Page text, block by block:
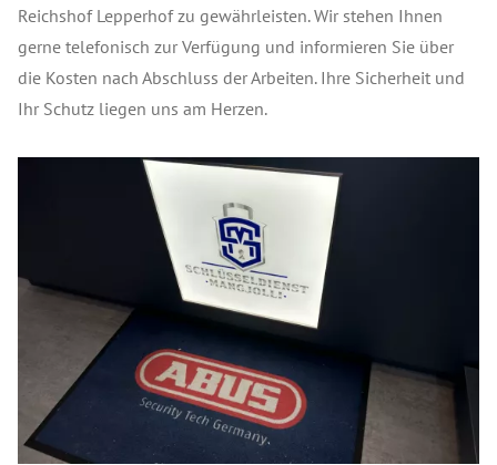
Reichshof Lepperhof zu gewährleisten. Wir stehen Ihnen
gerne telefonisch zur Verfügung und informieren Sie über
die Kosten nach Abschluss der Arbeiten. Ihre Sicherheit und
Ihr Schutz liegen uns am Herzen.